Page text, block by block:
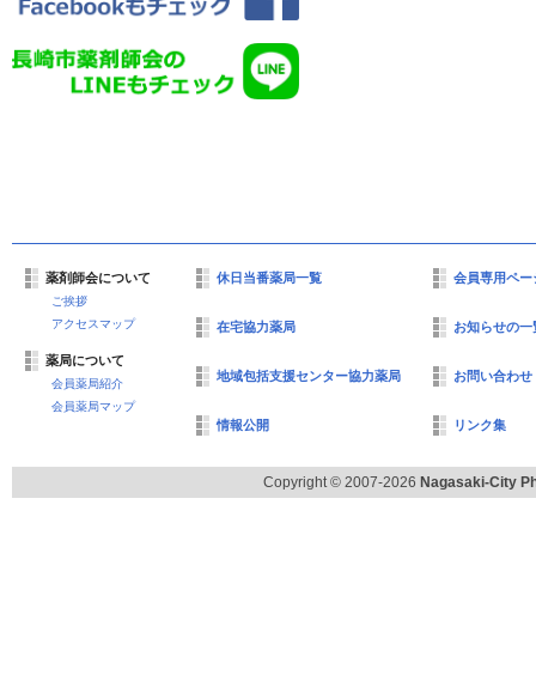
薬剤師会について
ご挨拶
アクセスマップ
薬局について
会員薬局紹介
会員薬局マップ
休日当番薬局一覧
在宅協力薬局
地域包括支援センター協力薬局
情報公開
会員専用ペー
お知らせの一
お問い合わせ
リンク集
Copyright © 2007-2026 Nagasaki-City